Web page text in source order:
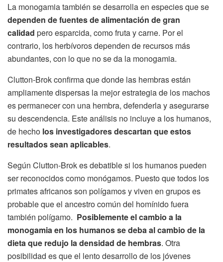
La monogamia también se desarrolla en especies que se
dependen de fuentes de alimentación de gran
calidad pero esparcida, como fruta y carne. Por el
contrario, los herbívoros dependen de recursos más
abundantes, con lo que no se da la monogamia.
Clutton-Brok confirma que donde las hembras están
ampliamente dispersas la mejor estrategia de los machos
es permanecer con una hembra, defenderla y asegurarse
su descendencia. Este análisis no incluye a los humanos,
de hecho los investigadores descartan que estos
resultados sean aplicables.
Según Clutton-Brok es debatible si los humanos pueden
ser reconocidos como monógamos. Puesto que todos los
primates africanos son polígamos y viven en grupos es
probable que el ancestro común del homínido fuera
también polígamo. Posiblemente el cambio a la
monogamia en los humanos se deba al cambio de la
dieta que redujo la densidad de hembras. Otra
posibilidad es que el lento desarrollo de los jóvenes